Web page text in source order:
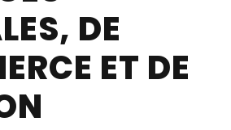
DE
ET DE